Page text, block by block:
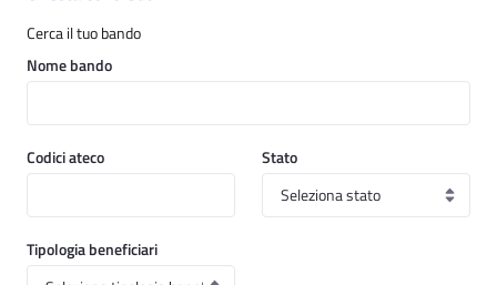
Cerca il tuo bando
Nome bando
Codici ateco Stato
Tipologia beneficiari